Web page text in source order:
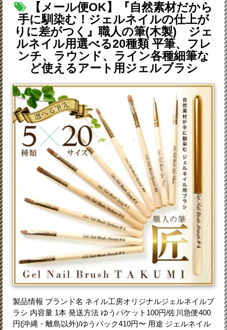
【メール便OK】『自然素材だから
手に馴染む！ジェルネイルの仕上が
りに差がつく』職人の筆(木製) ジェ
ルネイル用選べる20種類 平筆、フレ
ンチ、ラウンド、ライン各種細筆な
ど使えるアート用ジェルブラシ
製品情報 ブランド名 ネイル工房オリジナルジェルネイルブ
ラシ 内容量 1本 発送方法 ゆうパケット100円/佐川急便400
円(沖縄・離島以外)/ゆうパック410円〜 用途 ジェルネイル